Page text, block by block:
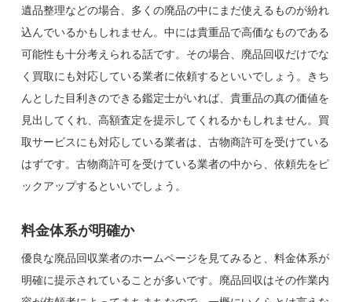
遺品整理などの場合、多くの廃品の中にまだ使えるものが紛れ
込んでいるかもしれません。中には貴重品で高価なものである
可能性も十分考えられる話です。その場合、廃品回収だけでな
く買取にも対応している業者に依頼するといいでしょう。きち
んとした目利きのできる鑑定士がいれば、貴重品の真の価値を
見出してくれ、高額査定を提示してくれるかもしれません。買
取サービスにも対応している業者は、古物商許可を受けている
はずです。古物商許可を受けている業者の中から、依頼先をピ
ックアップするといいでしょう。
料金体系が明確か
優良な廃品回収業者のホームページを見てみると、料金体系が
明確に提示されていることが多いです。廃品回収はその作業内